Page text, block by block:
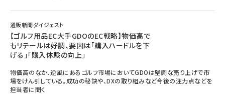
通販新聞ダイジェスト
【ゴルフ用品EC大手GDOのEC戦略】物価高で
もリテールは好調、要因は「購入ハードルを下
げる」「購入体験の向上」
物価高のなか、逆風にあるゴルフ市場においてGDOは堅調な売り上げで市
場をけん引している。成功の秘訣や、DXの取り組みなど今後の注力点などを
担当者に聞く